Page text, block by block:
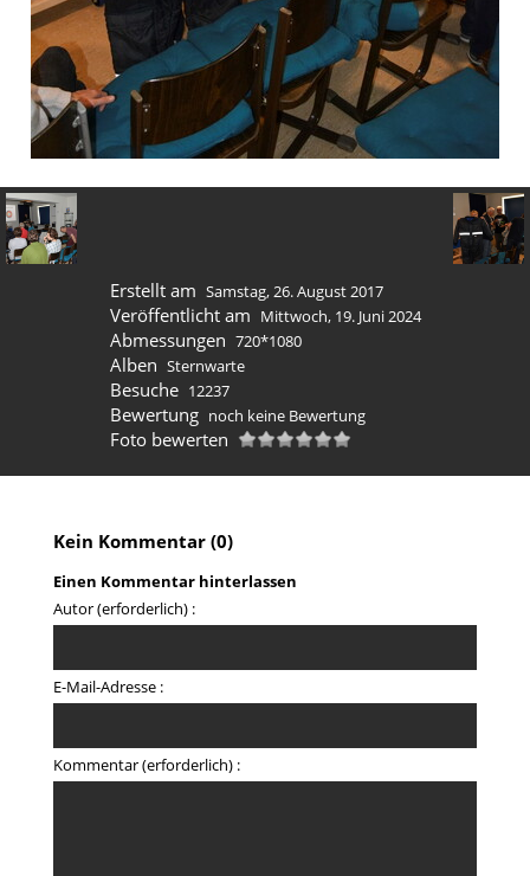
Erstellt am Samstag, 26. August 2017
Veröffentlicht am Mittwoch, 19. Juni 2024
Abmessungen 720*1080
Alben Sternwarte
Besuche 12237
Bewertung noch keine Bewertung
Foto bewerten
Kein Kommentar (0)
Einen Kommentar hinterlassen
Autor (erforderlich) :
E-Mail-Adresse :
Kommentar (erforderlich) :